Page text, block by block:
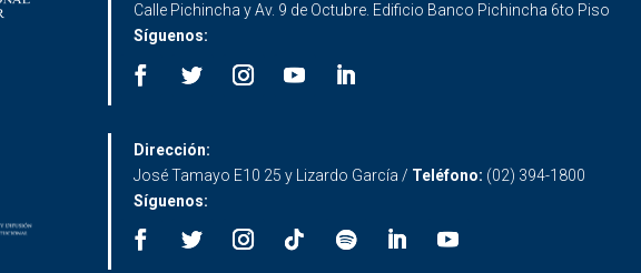
Calle Pichincha y Av. 9 de Octubre. Edificio Banco Pichincha 6to Piso
Síguenos:
Dirección:
José Tamayo E10 25 y Lizardo García / Teléfono: (02) 394-1800
Síguenos: